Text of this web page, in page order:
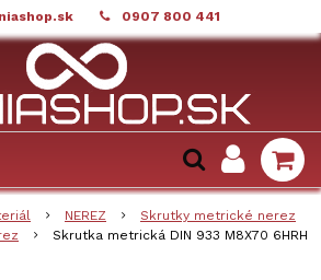
0907 800 441
NEREZ
Skrutky metrické nerez
Skrutka metrická DIN 933 M8X70 6HRH